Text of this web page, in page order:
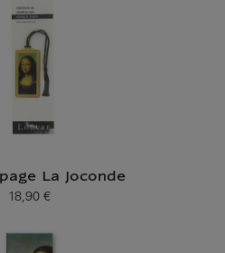
La Joconde
​​actuel
18,90 €